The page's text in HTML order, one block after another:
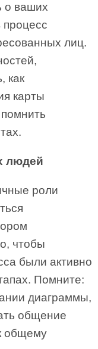
о ваших
процесс
лиц.
как
карты
людей
роли
чтобы
были активно
Помните:
диаграммы,
общение
общему